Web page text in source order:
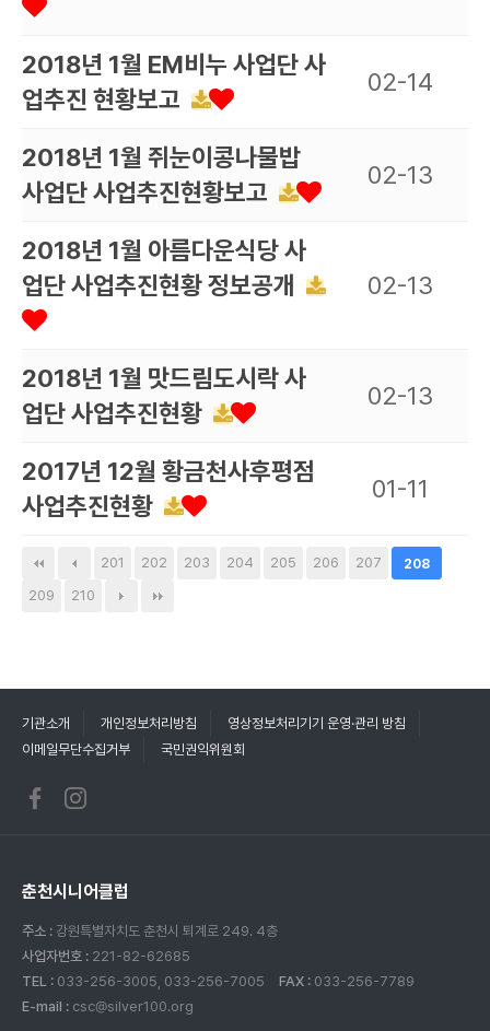
2018년 1월 EM비누 사업단 사
업추진 현황보고
02-14
2018년 1월 쥐눈이콩나물밥
사업단 사업추진현황보고
02-13
2018년 1월 아름다운식당 사
업단 사업추진현황 정보공개
02-13
2018년 1월 맛드림도시락 사
업단 사업추진현황
02-13
2017년 12월 황금천사후평점
사업추진현황
01-11
201 202 203 204 205 206 207 208
209 210
기관소개 개인정보처리방침
영상정보처리기기 운영·관리 방침
이메일무단수집거부
국민권익위원회
춘천시니어클럽
주소 : 강원특별자치도 춘천시 퇴계로 249. 4층
사업자번호 : 221-82-62685
TEL : 033-256-3005, 033-256-7005 FAX : 033-256-7789
E-mail : csc@silver100.org